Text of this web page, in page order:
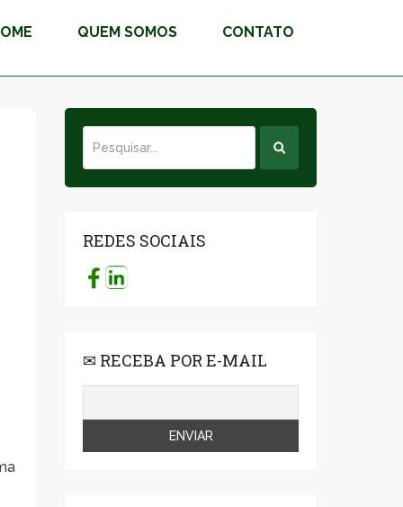
QUEM SOMOS CONTATO
REDES SOCIAIS
✉ RECEBA POR E-MAIL